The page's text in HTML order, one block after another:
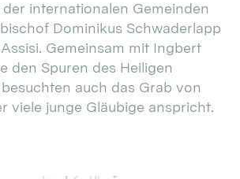
internationalen Gemeinden
Dominikus Schwaderlapp
Gemeinsam mit Ingbert
den Spuren des Heiligen
auch das Grab von
viele junge Gläubige anspricht.